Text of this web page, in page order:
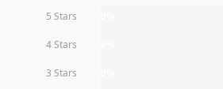
5 Stars
4 Stars
3 Stars